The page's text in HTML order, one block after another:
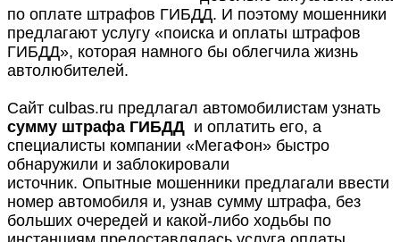
по оплате штрафов ГИБДД. И поэтому мошенники
предлагают услугу «поиска и оплаты штрафов
ГИБДД», которая намного бы облегчила жизнь
автолюбителей.
Сайт culbas.ru предлагал автомобилистам узнать
сумму штрафа ГИБДД и оплатить его, а
специалисты компании «МегаФон» быстро
обнаружили и заблокировали
источник. Опытные мошенники предлагали ввести
номер автомобиля и, узнав сумму штрафа, без
больших очередей и какой-либо ходьбы по